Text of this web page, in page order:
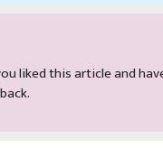
liked this article and